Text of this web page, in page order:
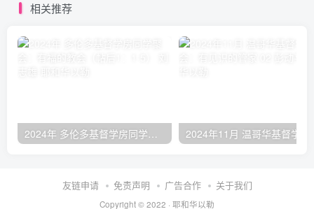
相关推荐
2024年 多伦多基督学房同学聚会：有福的教会（帖后1：1-5） 刘志雄
友链申请 免责声明 广告合作 关于我们
Copyright © 2022 · 耶和华以勒